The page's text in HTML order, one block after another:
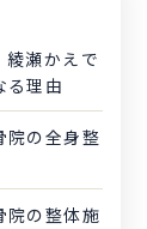
綾瀬かえで
る理由
院の全身整
院の整体施